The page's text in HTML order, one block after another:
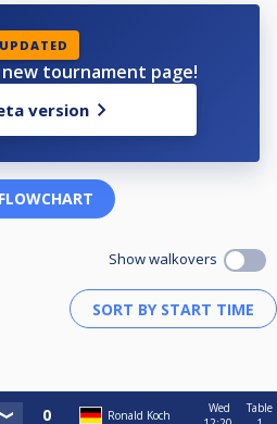
UPDATED
tournament page!
version
FLOWCHART
Show walkovers
Ronald Koch
Wed
Table